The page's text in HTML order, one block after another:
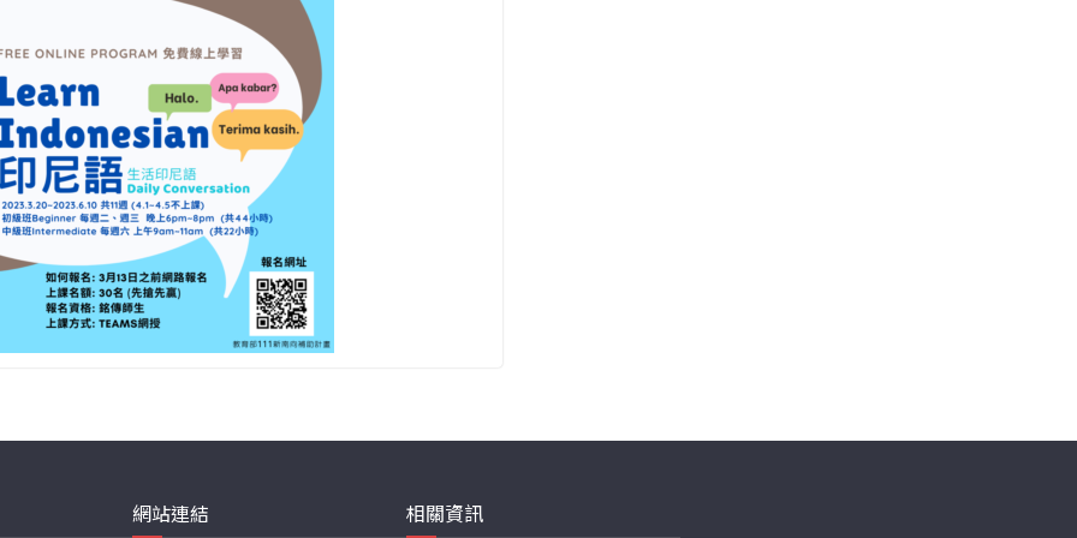
網站連結 相關資訊